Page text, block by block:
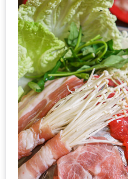
เฉพาะ
อิ่ม
ไม่
อั้น
กิน
ไม่
ยั้ง
หมู
กระทะ
&